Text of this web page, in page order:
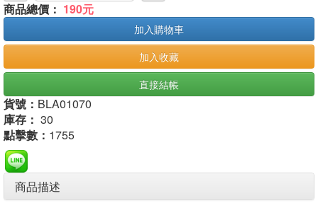
商品總價： 190元
加入購物車
加入收藏
直接結帳
貨號： BLA01070
庫存： 30
點擊數： 1755
商品描述